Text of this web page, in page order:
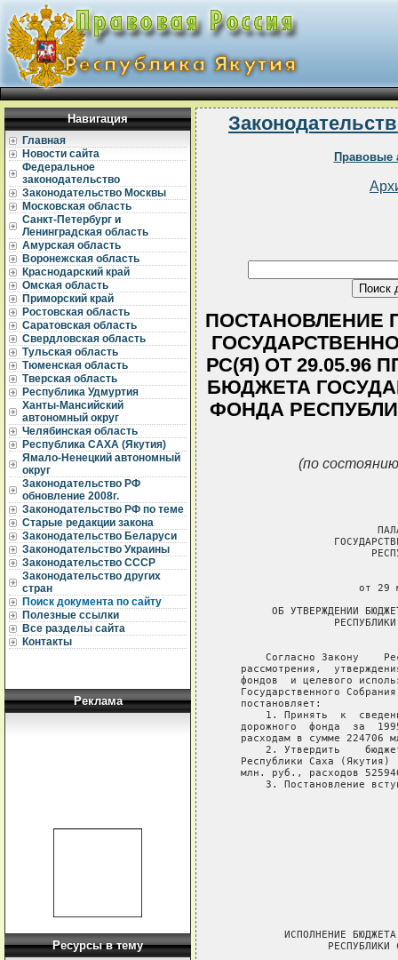
Навигация
Главная
Новости сайта
Федеральное
законодательство
Законодательство Москвы
Московская область
Санкт-Петербург и
Ленинградская область
Амурская область
Воронежская область
Краснодарский край
Омская область
Приморский край
Ростовская область
Саратовская область
Свердловская область
Тульская область
Тюменская область
Тверская область
Республика Удмуртия
Ханты-Мансийский
автономный округ
Челябинская область
Республика САХА (Якутия)
Ямало-Ненецкий автономный
округ
Законодательство РФ
обновление 2008г.
Законодательство РФ по теме
Старые редакции закона
Законодательство Беларуси
Законодательство Украины
Законодательство СССР
Законодательство других
стран
Поиск документа по сайту
Полезные ссылки
Все разделы сайта
Контакты
Реклама
Ресурсы в тему
Правовые
ПОСТАНОВЛЕНИЕ
РС(Я) ОТ 29.05.96
БЮДЖЕТА
ФОНДА
(по
от 29
ОБ УТВЕРЖДЕНИИ
Согласно Закону
рассмотрения,
фондов  и целевого
Государственного
   постановляет:
1. Принять  к
дорожного  фонда  за
расходам в сумме 224706
2. Утвердить
Республики Саха (Якутия)
млн. руб., расходов
3. Постановление
ИСПОЛНЕНИЕ
РЕСПУБЛИКИ